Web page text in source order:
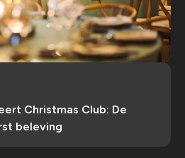
Christmas Club: De
beleving